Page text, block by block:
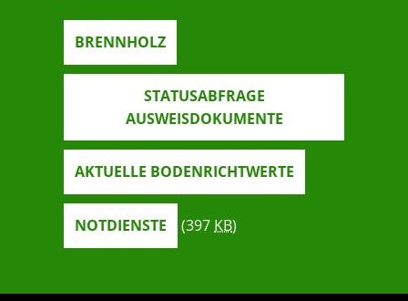
BRENNHOLZ
STATUSABFRAGE
AUSWEISDOKUMENTE
AKTUELLE BODENRICHTWERTE
NOTDIENSTE (397 KB)